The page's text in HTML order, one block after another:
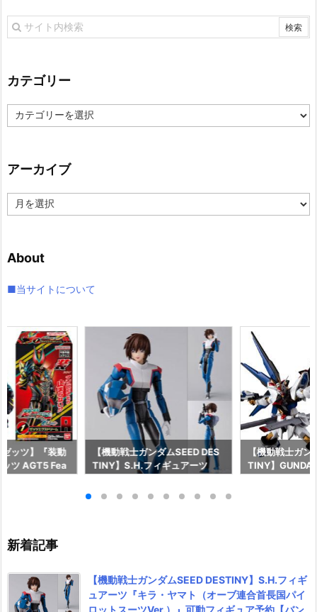
カテゴリー
カ
テ
ー
アーカイブ
ー
ブ
About
■当サイトについて
ッツ】『装動
ツ AGT5 Fea
ーガッチャー
【機動戦士ガンダムSEED DES
TINY】S.H.フィギュアーツ
『キラ・ヤマト（オーブ連合首
長国パイロットスーツVer.）』
【機動戦士ガン
TINY】
『STRIKE
新着記事
【機動戦士ガンダムSEED DESTINY】S.H.フィギ
ュアーツ『キラ・ヤマト（オーブ連合首長国パイ
ロットスーツVer.）』可動フィギュア予約【バン